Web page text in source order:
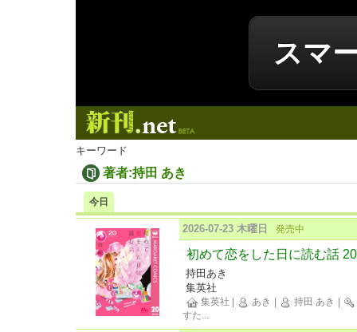
スマ
キーワード
著者:持田 あき
今日
2026-07-23 木曜日 発売中
初めて恋をした日に読む話 20
持田あき
集英社
集英社 あき 持田 あき
すた...